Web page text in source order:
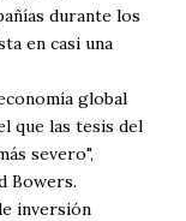
durante los
en casi una
global
que las tesis del
severo",
Bowers.
inversión